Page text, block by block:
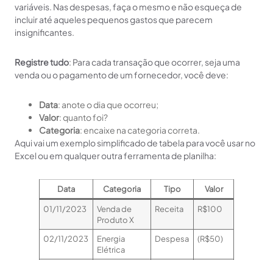
variáveis. Nas despesas, faça o mesmo e não esqueça de
incluir até aqueles pequenos gastos que parecem
insignificantes.
Registre tudo: Para cada transação que ocorrer, seja uma
venda ou o pagamento de um fornecedor, você deve:
Data: anote o dia que ocorreu;
Valor: quanto foi?
Categoria: encaixe na categoria correta.
Aqui vai um exemplo simplificado de tabela para você usar no
Excel ou em qualquer outra ferramenta de planilha:
Data Categoria Tipo Valor
01/11/2023
Venda de
Produto X
Receita R$100
02/11/2023
Energia
Elétrica
Despesa (R$50)